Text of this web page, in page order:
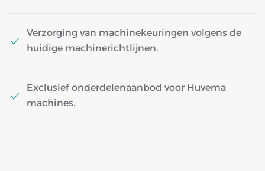
Verzorging van machinekeuringen volgens de
huidige machinerichtlijnen.
Exclusief onderdelenaanbod voor Huvema
machines.